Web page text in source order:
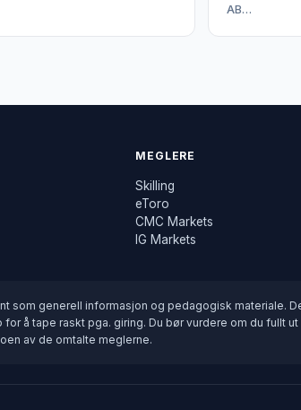
AB…
MEGLERE
Skilling
eToro
CMC Markets
IG Markets
som generell informasjon og pedagogisk materiale.
å tape raskt pga. giring. Du bør vurdere om du fullt
av de omtalte meglerne.